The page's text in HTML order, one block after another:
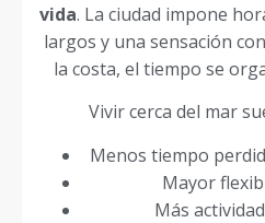
vida. La ciudad impone
largos y una sensación
la costa, el tiempo se
Vivir cerca del mar
Menos tiempo
Mayor
Más